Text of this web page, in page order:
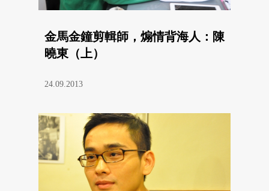
金馬金鐘剪輯師，煽情背海人：陳
曉東（上）
24.09.2013